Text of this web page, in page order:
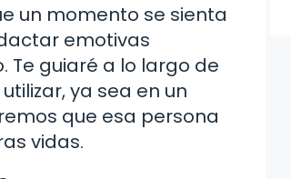
un momento se sienta
emotivas
guiaré a lo largo de
ya sea en un
que esa persona
vidas.